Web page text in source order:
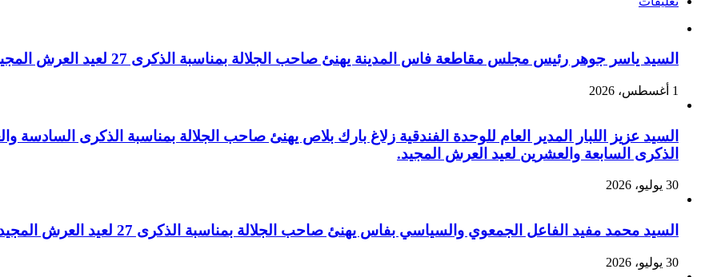
السيد ياسر جوهر رئيس مجلس مقاطعة فاس المدينة يهنئ صاحب الجلالة بمناسبة الذكرى 27 لعيد العرش المجيد.
1 أغسطس، 2026
السيد عزيز اللبار المدير العام للوحدة الفندقية زلاغ بارك بلاص يهنئ صاحب الجلالة بمناسبة الذكرى
الذكرى السابعة والعشرين لعيد العرش المجيد.
30 يوليو، 2026
السيد محمد مفيد الفاعل الجمعوي والسياسي بفاس يهنئ صاحب الجلالة بمناسبة الذكرى 27 لعيد العرش المجيد
30 يوليو، 2026